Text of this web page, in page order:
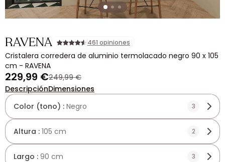
RAVENA 461 opiniones
Cristalera corredera de aluminio termolacado negro 90 x 105
cm - RAVENA
229,99 €249,99 €
DescripciónDimensiones
Color (tono) : Negro 3
Altura : 105 cm 2
Largo : 90 cm 3